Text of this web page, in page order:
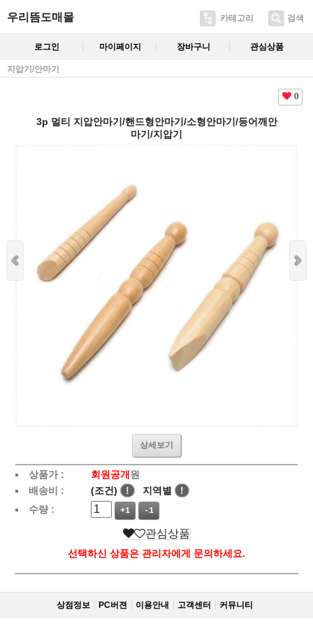
우리뜸도매몰 카테고리 검색
로그인 마이페이지 장바구니 관심상품
지압기/안마기
0
3p 멀티 지압안마기/핸드형안마기/소형안마기/등어깨안
마기/지압기
상세보기
상품가 : 회원공개 원
배송비 :
(조건) ! 지역별
!
수량 :
+1 -1
관심상품
선택하신 상품은 관리자에게 문의하세요.
상점정보 PC버젼 이용안내 고객센터 커뮤니티